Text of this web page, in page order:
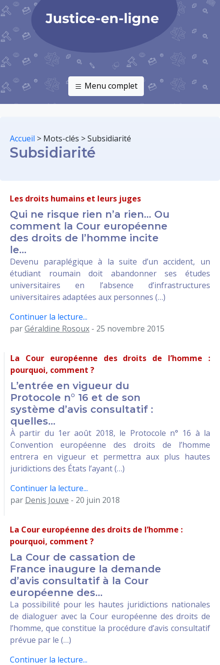
Menu complet
Accueil > Mots-clés >Subsidiarité
Subsidiarité
Les droits humains et leurs juges
Qui ne risque rien n’a rien… Ou
comment la Cour européenne
des droits de l’homme incite
le...
Devenu paraplégique à la suite d’un accident, un
étudiant roumain doit abandonner ses études
universitaires en l’absence d’infrastructures
universitaires adaptées aux personnes (…)
Continuer la lecture...
parGéraldine Rosoux - 25 novembre 2015
La Cour européenne des droits de l’homme :
pourquoi, comment ?
L’entrée en vigueur du
Protocole n° 16 et de son
système d’avis consultatif :
quelles...
À partir du 1er août 2018, le Protocole n° 16 à la
Convention européenne des droits de l’homme
entrera en vigueur et permettra aux plus hautes
juridictions des États l’ayant (…)
Continuer la lecture...
par Denis Jouve - 20 juin 2018
La Cour européenne des droits de l’homme :
pourquoi, comment ?
La Cour de cassation de
France inaugure la demande
d’avis consultatif à la Cour
européenne des...
La possibilité pour les hautes juridictions nationales
de dialoguer avec la Cour européenne des droits de
l’homme, que constitue la procédure d’avis consultatif
prévue par le (…)
Continuer la lecture...